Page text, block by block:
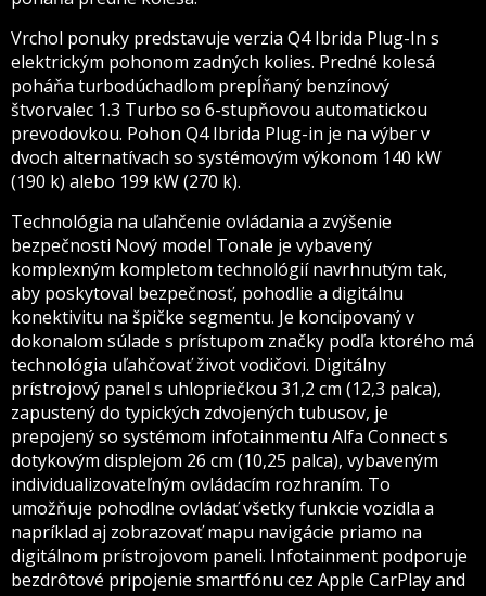
Vrchol ponuky predstavuje verzia Q4 Ibrida Plug-In s
elektrickým pohonom zadných kolies. Predné kolesá
poháňa turbodúchadlom prepĺňaný benzínový
štvorvalec 1.3 Turbo so 6-stupňovou automatickou
prevodovkou. Pohon Q4 Ibrida Plug-in je na výber v
dvoch alternatívach so systémovým výkonom 140 kW
(190 k) alebo 199 kW (270 k).
Technológia na uľahčenie ovládania a zvýšenie
bezpečnosti Nový model Tonale je vybavený
komplexným kompletom technológií navrhnutým tak,
aby poskytoval bezpečnosť, pohodlie a digitálnu
konektivitu na špičke segmentu. Je koncipovaný v
dokonalom súlade s prístupom značky podľa ktorého má
technológia uľahčovať život vodičovi. Digitálny
prístrojový panel s uhlopriečkou 31,2 cm (12,3 palca),
zapustený do typických zdvojených tubusov, je
prepojený so systémom infotainmentu Alfa Connect s
dotykovým displejom 26 cm (10,25 palca), vybaveným
individualizovateľným ovládacím rozhraním. To
umožňuje pohodlne ovládať všetky funkcie vozidla a
napríklad aj zobrazovať mapu navigácie priamo na
digitálnom prístrojovom paneli. Infotainment podporuje
bezdrôtové pripojenie smartfónu cez Apple CarPlay and